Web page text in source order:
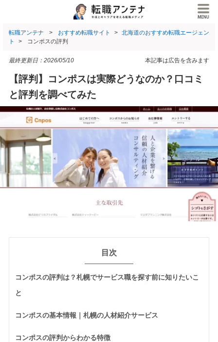
転職アンテナ おすすめ転職サイト
北海道のおすすめ転職エージェン
ト
コンポスの評判
本記事は広告を含みます
最終更新日： 2026/05/10
【評判】コンポスは実際どうなのか？口コミ
と評判を調べてみた
目次
コンポスの評判は？札幌でサービス職を探す前に知りたいこ
と
コンポスの基本情報｜札幌の人材紹介サービス
コンポスの評判からわかる特徴